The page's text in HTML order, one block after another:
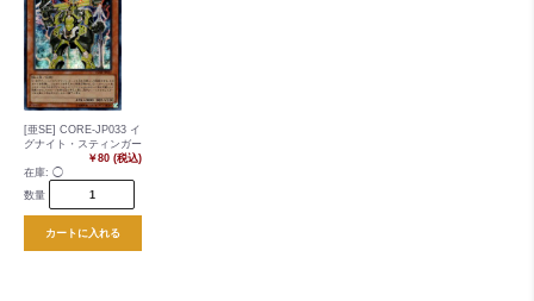
[亜SE] CORE-JP033 イ
グナイト・スティンガー
￥80 (税込)
在庫: ◯
数量
カートに入れる